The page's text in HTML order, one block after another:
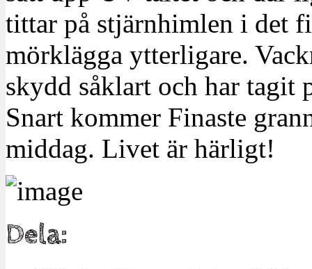
tittar på stjärnhimlen i det
mörklägga ytterligare.
skydd såklart och har tagit
Snart kommer Finaste
middag. Livet är härligt!
Dela: